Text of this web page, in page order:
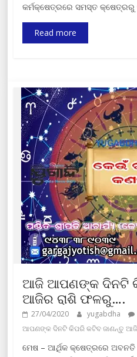
କର୍ମକ୍ଷେତ୍ରରେ ସମସ୍ତ
Read more
ଆଜି ଆପଣଙ୍କ ଦିନଟି
ଆଜିର ରାଶି ଫଳରୁ….
27/04/2020 yugabdha
ଆପଣଙ୍କ ଦିନଟି କିପରି କଟିବ ଜାଣନ୍ତୁ
ମେଷ – ଆର୍ଥିକ କ୍ଷେତ୍ରରେ